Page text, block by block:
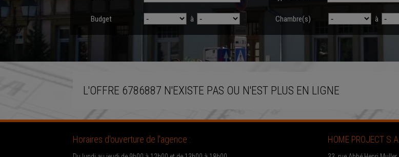
Budget à Chambre(s) à
L'OFFRE 6786887 N'EXISTE PAS OU N'EST PLUS EN LIGNE
Horaires d'ouverture de l'agence : HOME PROJECT S.A.